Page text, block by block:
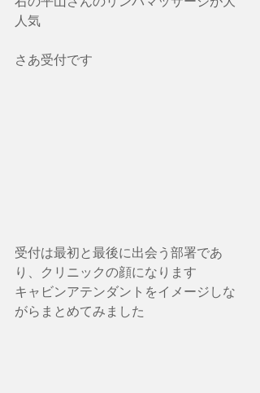
人気
さあ受付です
受付は最初と最後に出会う部署であ
り、クリニックの顔になります
キャビンアテンダントをイメージしな
がらまとめてみました